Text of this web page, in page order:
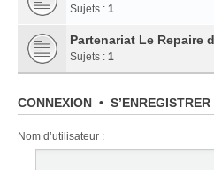
Sujets : 1
Partenariat Le Repaire
Sujets : 1
CONNEXION • S’ENREGISTRER
Nom d’utilisateur :